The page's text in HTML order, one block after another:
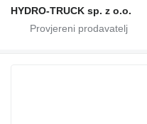
HYDRO-TRUCK sp. z o.o.